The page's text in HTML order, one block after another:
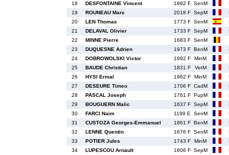
18
DESFONTAINE Vincent 1892 F SenM
19
ROUNEAU Marc 2018 F SepM
20
LEN Thomas 1773 F SenM
21
DELAVAL Olivier 1733 F SepM
22
MINNE Pierre 1683 F SenM
23
DUQUESNE Adrien 1973 F BenM
24
DOBROWOLSKI Victor 1992 F MinM
25
BAUDE Christian 1831 F VetM
26
HYSI Ermal 1962 F MinM
27
DESEURE Timeo 1706 F CadM
28
PASCAL Joseph 1761 F PupM
29
BOUGUERN Malic 1637 F SepM
30
FARCI Naim 1199 E SenM
31
CUSTOZA Georges-Emmanuel 1861 F BenM
32
LENNE Quentin 1676 F SenM
33
POTIER Jules 1743 F MinM
34
LUPESCOU Arnault 1806 F SepM